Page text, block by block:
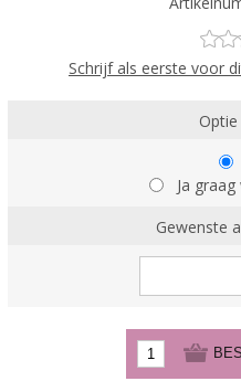
Schrijf als eerste voor
Ja
Gewenste